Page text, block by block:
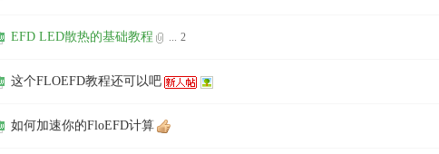
EFD LED散热的基础教程 ... 2
这个FLOEFD教程还可以吧
如何加速你的FloEFD计算